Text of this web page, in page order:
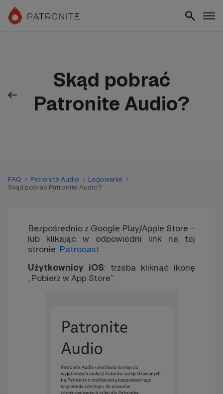
Skąd pobrać
Patronite Audio?
FAQ Patronite Audio
Logowanie
Skąd pobrać Patronite Audio?
Bezpośrednio z Google Play/Apple Store –
lub klikając w odpowiedni link na tej
stronie: Patrocast
Użytkownicy iOS: trzeba kliknąć ikonę
„Pobierz w App Store”: